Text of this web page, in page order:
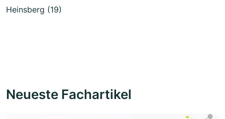
Heinsberg (19)
Neueste Fachartikel